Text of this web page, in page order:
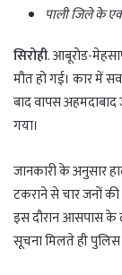
पाली जिले के
सिरोही. आबूरोड-
मौत हो गई। कार में
बाद वापस
गया।
जानकारी के अनुसार
टकराने से चार जनों की
इस दौरान आसपास के
सूचना मिलते ही पुलिस